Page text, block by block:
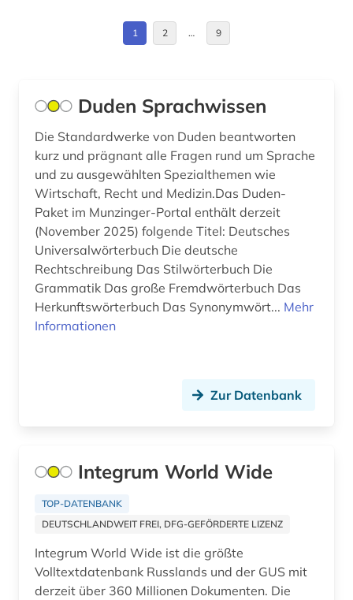
elektronische zeitschrift (1)
elektronisches buch (13)
energie (3)
england (1)
englisch (10)
entwicklung (3)
enzyklopädie (2)
erdöl (1)
europäische union (1)
fid asien (1)
fid asien crossasia (1)
fid lateinamerika (5)
Frankreich (8)
Irland (1)
Italien (2)
Jugoslawien (1)
Kanada (1)
Kroatien (1)
Moldawien (1)
Montenegro (1)
Niederlande (1)
1 2 … 9
Duden Sprachwissen
Die Standardwerke von Duden beantworten
kurz und prägnant alle Fragen rund um Sprache
und zu ausgewählten Spezialthemen wie
Wirtschaft, Recht und Medizin.Das Duden-
Paket im Munzinger-Portal enthält derzeit
(November 2025) folgende Titel: Deutsches
Universalwörterbuch Die deutsche
Rechtschreibung Das Stilwörterbuch Die
Grammatik Das große Fremdwörterbuch Das
Herkunftswörterbuch Das Synonymwört... Mehr
Informationen
Zur Datenbank
Integrum World Wide
TOP-DATENBANK
DEUTSCHLANDWEIT FREI, DFG-GEFÖRDERTE LIZENZ
Integrum World Wide ist die größte
Volltextdatenbank Russlands und der GUS mit
derzeit über 360 Millionen Dokumenten. Die